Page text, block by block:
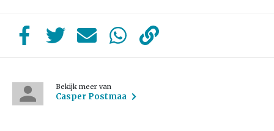
Bekijk meer van
Casper Postmaa